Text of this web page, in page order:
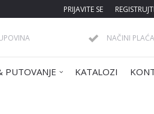
PRIJAVITE SE
NAČINI
PUTOVANJE KATALOZI